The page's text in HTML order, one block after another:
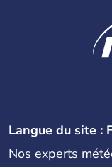
qui
ottoman. Après
orientale au
le 29 octobre
titre de capitale du
Langue du site :
Nos experts